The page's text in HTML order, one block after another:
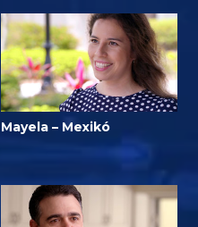
Mayela – Mexikó